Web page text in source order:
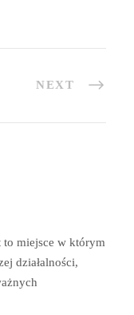
NEXT
to miejsce w którym
działalności,